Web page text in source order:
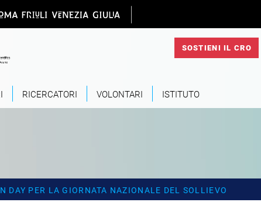
SOSTIENI IL CRO
RICERCATORI VOLONTARI ISTITUTO
DAY PER LA GIORNATA NAZIONALE DEL SOLLIEVO